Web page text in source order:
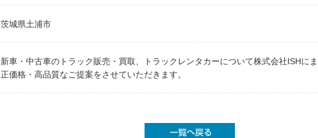
茨城県土浦市
新車・中古車のトラック販売・買取、トラックレンタカーについて株式会社ISHに
正価格・高品質なご提案をさせていただきます。